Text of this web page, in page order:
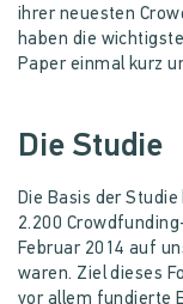
ihrer neuesten
haben die
Paper einmal kurz
Die Studie
Die Basis der
2.200
Februar 2014 auf
waren. Ziel dieses
vor allem fundierte